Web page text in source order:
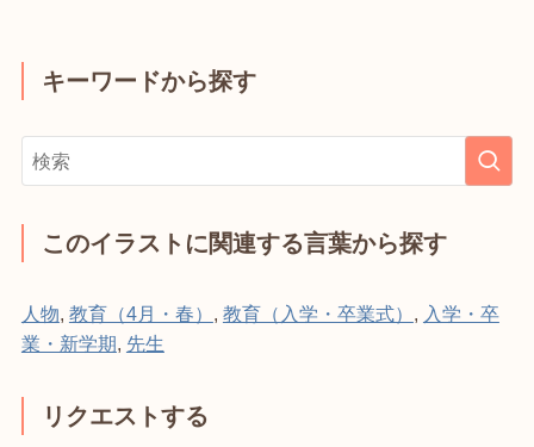
キーワードから探す
このイラストに関連する言葉から探す
人物 教育（4月・春） 教育（入学・卒業式）
入学・卒
業・新学期 先生
リクエストする